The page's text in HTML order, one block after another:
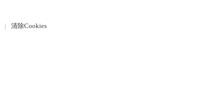
| 清除Cookies